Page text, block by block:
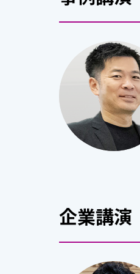
企業講演